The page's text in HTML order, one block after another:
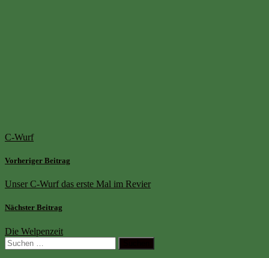
C-Wurf
Vorheriger Beitrag
Unser C-Wurf das erste Mal im Revier
Nächster Beitrag
Die Welpenzeit
Suchen
nach: